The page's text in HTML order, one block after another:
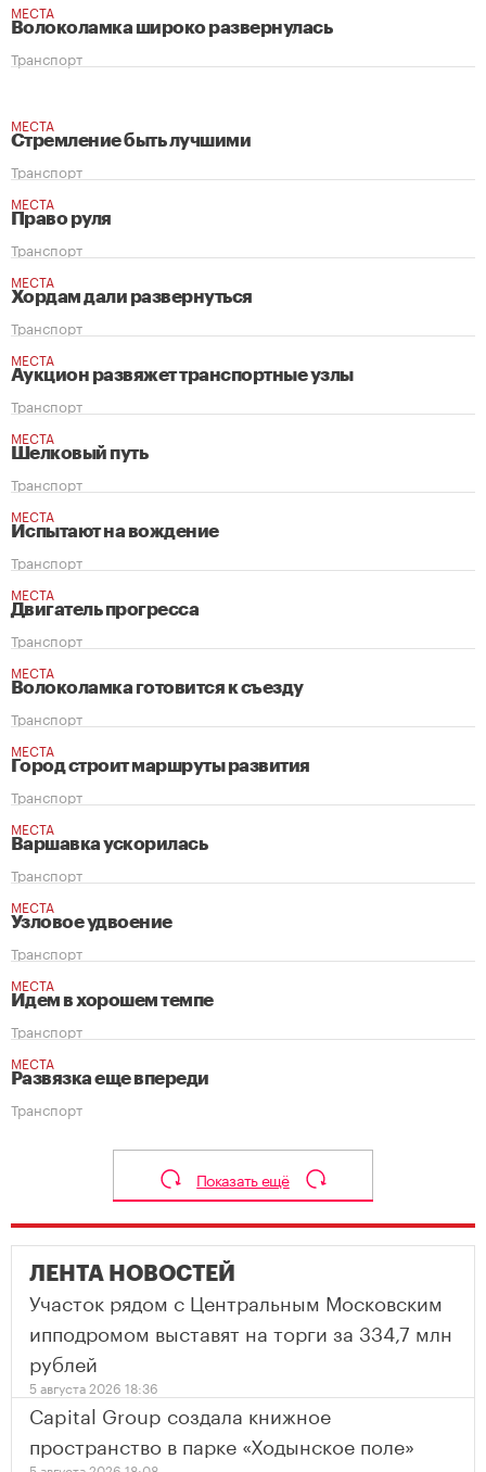
МЕСТА
Волоколамка широко развернулась
Транспорт
МЕСТА
Стремление быть лучшими
Транспорт
МЕСТА
Право руля
Транспорт
МЕСТА
Хордам дали развернуться
Транспорт
МЕСТА
Аукцион развяжет транспортные узлы
Транспорт
МЕСТА
Шелковый путь
Транспорт
МЕСТА
Испытают на вождение
Транспорт
МЕСТА
Двигатель прогресса
Транспорт
МЕСТА
Волоколамка готовится к съезду
Транспорт
МЕСТА
Город строит маршруты развития
Транспорт
МЕСТА
Варшавка ускорилась
Транспорт
МЕСТА
Узловое удвоение
Транспорт
МЕСТА
Идем в хорошем темпе
Транспорт
МЕСТА
Развязка еще впереди
Транспорт
Показать ещё
ЛЕНТА НОВОСТЕЙ
Участок рядом с Центральным Московским
ипподромом выставят на торги за 334,7 млн
рублей
5 августа 2026 18:36
Capital Group создала книжное
пространство в парке «Ходынское поле»